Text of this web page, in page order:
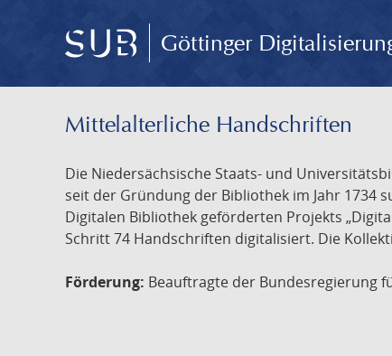
Göttinger
Mittelalterliche Handschriften
Die Niedersächsische Staats- und
seit der Gründung der Bibliothek im Jahr 1734
Digitalen Bibliothek geförderten Projekts
Schritt 74 Handschriften digitalisiert. Die
Förderung: Beauftragte der Bundesregierung